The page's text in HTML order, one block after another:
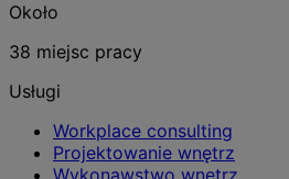
Około
38 miejsc pracy
Usługi
Workplace consulting
Projektowanie wnętrz
Wykonawstwo wnętrz